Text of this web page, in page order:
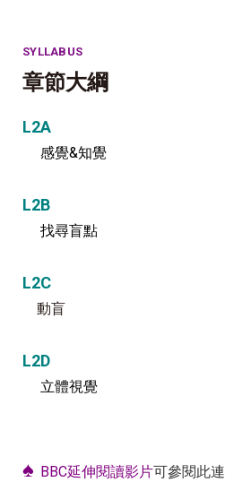
SYLLABUS
章節大綱
L2A
感覺&知覺
L2B
找尋盲點
L2C
動盲
L2D
立體視覺
♠ BBC延伸閱讀影片可參閱此連